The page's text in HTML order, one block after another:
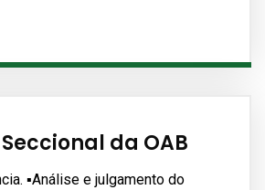
da OAB
▪️Análise e julgamento do